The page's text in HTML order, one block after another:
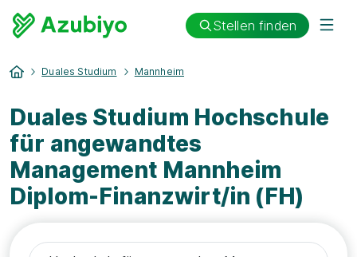
Stellen finden
Duales Studium Mannheim
Duales Studium Hochschule
für angewandtes
Management Mannheim
Diplom-Finanzwirt/in (FH)